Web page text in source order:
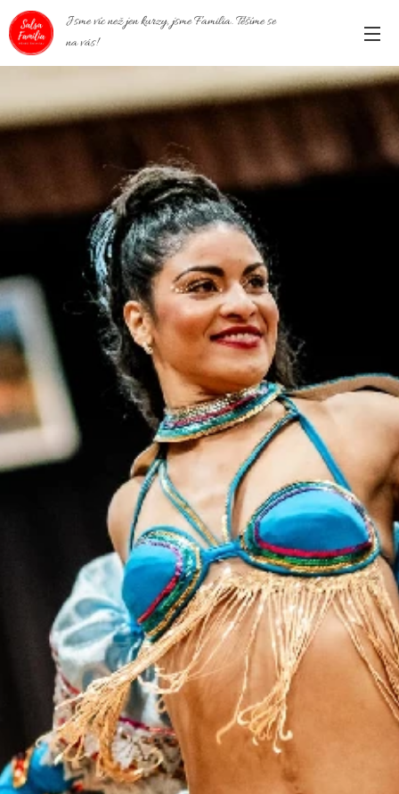
Jsme víc než jen kurzy, jsme Familia. Těšíme se
na vás!